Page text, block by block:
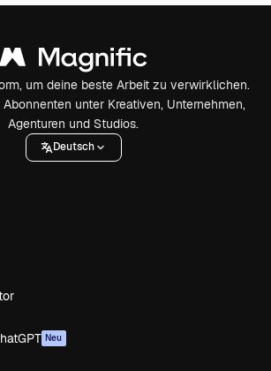
um deine beste Arbeit zu verwirklichen.
unter Kreativen, Unternehmen,
Agenturen und Studios.
Deutsch
Neu